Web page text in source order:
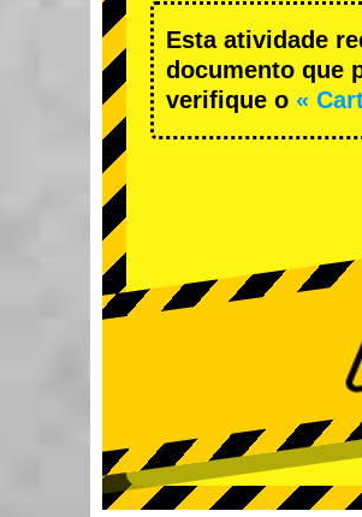
Esta atividade
documento que
verifique o «